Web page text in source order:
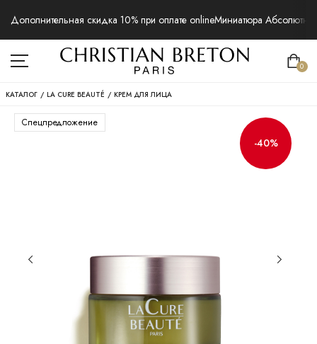
Дополнительная скидка 10% при оплате onlineМиниатюра
0
КАТАЛОГ / LA CURE BEAUTÉ / КРЕМ ДЛЯ ЛИЦА
Спецпредложение
-40%